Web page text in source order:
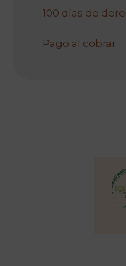
100 días de
Pago al cobrar